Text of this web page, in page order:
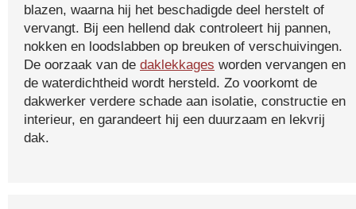
blazen, waarna hij het beschadigde deel herstelt of
vervangt. Bij een hellend dak controleert hij pannen,
nokken en loodslabben op breuken of verschuivingen.
De oorzaak van de daklekkages worden vervangen en
de waterdichtheid wordt hersteld. Zo voorkomt de
dakwerker verdere schade aan isolatie, constructie en
interieur, en garandeert hij een duurzaam en lekvrij
dak.